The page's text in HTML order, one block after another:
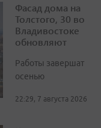
Фасад дома на
Толстого, 30 во
Владивостоке
обновляют
Работы завершат
осенью
22:29, 7 августа 2026